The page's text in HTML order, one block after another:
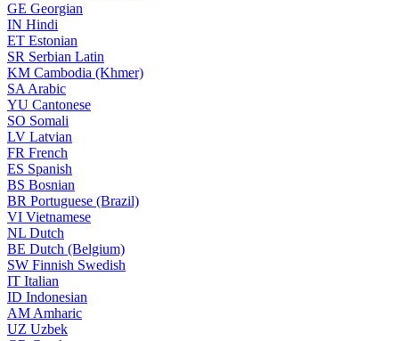
GE Georgian
IN Hindi
ET Estonian
SR Serbian Latin
KM Cambodia (Khmer)
SA Arabic
YU Cantonese
SO Somali
LV Latvian
FR French
ES Spanish
BS Bosnian
BR Portuguese (Brazil)
VI Vietnamese
NL Dutch
BE Dutch (Belgium)
SW Finnish Swedish
IT Italian
ID Indonesian
AM Amharic
UZ Uzbek